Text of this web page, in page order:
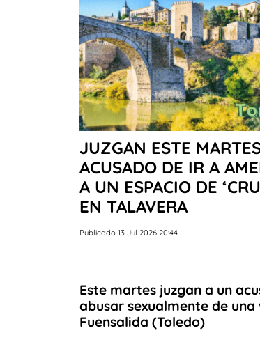
JUZGAN ESTE
ACUSADO DE IR A
A UN ESPACIO DE
EN TALAVERA
Publicado 13 Jul 2026 20:44
Este martes juzgan a un
abusar sexualmente de una
Fuensalida (Toledo)